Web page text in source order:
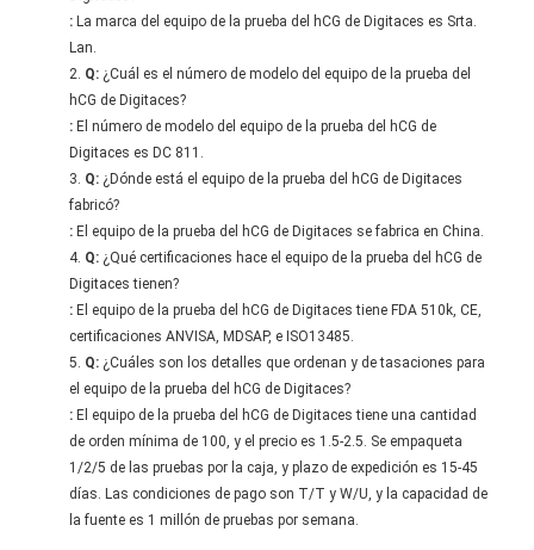
:La marca del equipo de la prueba del hCG de Digitaces es Srta.
Lan.
Q:¿Cuál es el número de modelo del equipo de la prueba del
hCG de Digitaces?
:El número de modelo del equipo de la prueba del hCG de
Digitaces es DC 811.
Q:¿Dónde está el equipo de la prueba del hCG de Digitaces
fabricó?
:El equipo de la prueba del hCG de Digitaces se fabrica en China.
Q:¿Qué certificaciones hace el equipo de la prueba del hCG de
Digitaces tienen?
:El equipo de la prueba del hCG de Digitaces tiene FDA 510k, CE,
certificaciones ANVISA, MDSAP, e ISO13485.
Q:¿Cuáles son los detalles que ordenan y de tasaciones para
el equipo de la prueba del hCG de Digitaces?
:El equipo de la prueba del hCG de Digitaces tiene una cantidad
de orden mínima de 100, y el precio es 1.5-2.5. Se empaqueta
1/2/5 de las pruebas por la caja, y plazo de expedición es 15-45
días. Las condiciones de pago son T/T y W/U, y la capacidad de
la fuente es 1 millón de pruebas por semana.